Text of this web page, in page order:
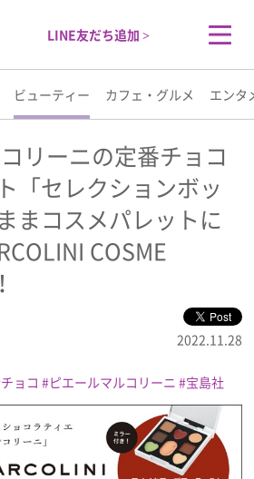
LINE友だち追加 >
ビューティー カフェ・グルメ エンタ
リーニの定番チョコ
「セレクションボッ
まコスメパレットに
COSME
2022.11.28
チョコ ピエールマルコリーニ 宝島社